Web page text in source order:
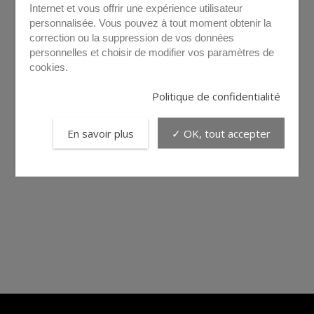
Internet et vous offrir une expérience utilisateur
personnalisée. Vous pouvez à tout moment obtenir la
correction ou la suppression de vos données
personnelles et choisir de modifier vos paramètres de
cookies.
Politique de confidentialité
En savoir plus ✓ OK, tout accepter